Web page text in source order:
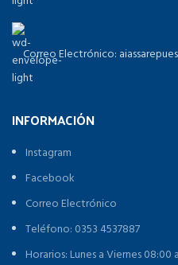
Correo Electrónico:
INFORMACIÓN
Instagram
Facebook
Correo Electrónico
Teléfono: 0353 4537887
Horarios: Lunes a Viernes 08:00